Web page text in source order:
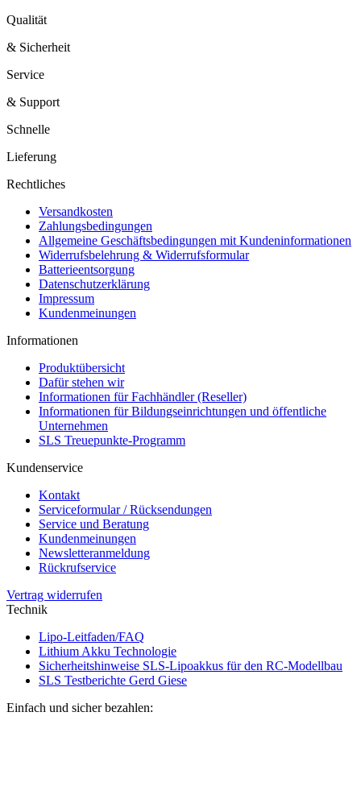
Qualität
& Sicherheit
Service
& Support
Schnelle
Lieferung
Rechtliches
Versandkosten
Zahlungsbedingungen
Allgemeine Geschäftsbedingungen mit Kundeninformationen
Widerrufsbelehrung & Widerrufsformular
Batterieentsorgung
Datenschutzerklärung
Impressum
Kundenmeinungen
Informationen
Produktübersicht
Dafür stehen wir
Informationen für Fachhändler (Reseller)
Informationen für Bildungseinrichtungen und öffentliche
Unternehmen
SLS Treuepunkte-Programm
Kundenservice
Kontakt
Serviceformular / Rücksendungen
Service und Beratung
Kundenmeinungen
Newsletteranmeldung
Rückrufservice
Vertrag widerrufen
Technik
Lipo-Leitfaden/FAQ
Lithium Akku Technologie
Sicherheitshinweise SLS-Lipoakkus für den RC-Modellbau
SLS Testberichte Gerd Giese
Einfach und sicher bezahlen: